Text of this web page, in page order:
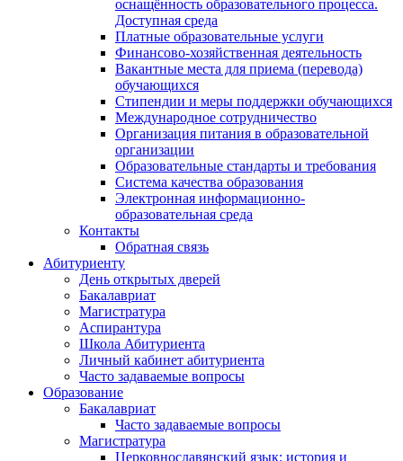
оснащённость образовательного процесса.
Доступная среда
Платные образовательные услуги
Финансово-хозяйственная деятельность
Вакантные места для приема (перевода)
обучающихся
Стипендии и меры поддержки обучающихся
Международное сотрудничество
Организация питания в образовательной
организации
Образовательные стандарты и требования
Система качества образования
Электронная информационно-
образовательная среда
Контакты
Обратная связь
Абитуриенту
День открытых дверей
Бакалавриат
Магистратура
Аспирантура
Школа Абитуриента
Личный кабинет абитуриента
Часто задаваемые вопросы
Образование
Бакалавриат
Часто задаваемые вопросы
Магистратура
Церковнославянский язык: история и